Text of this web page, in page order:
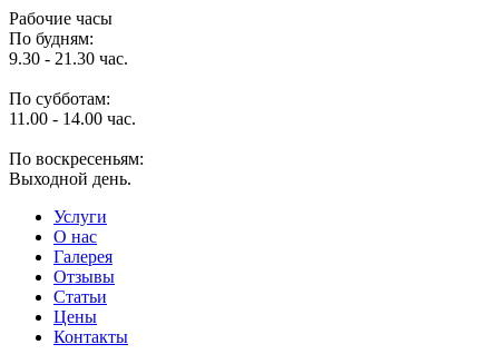
Рабочие часы
По будням:
9.30 - 21.30 час.
По субботам:
11.00 - 14.00 час.
По воскресеньям:
Выходной день.
Услуги
O нас
Галерея
Отзывы
Статьи
Цены
Контакты